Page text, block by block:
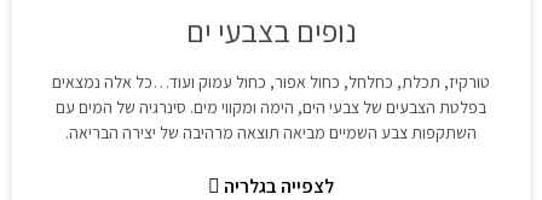
נופים בצבעי ים
טורקיז, תכלת, כחלחל, כחול אפור, כחול עמוק ועוד…כל אלה נמצאים
בפלטת הצבעים של צבעי הים, הימה ומקווי מים. סינרגיה של המים עם
השתקפות צבע השמיים מביאה תוצאה מרהיבה של יצירה הבריאה.
לצפייה בגלריה